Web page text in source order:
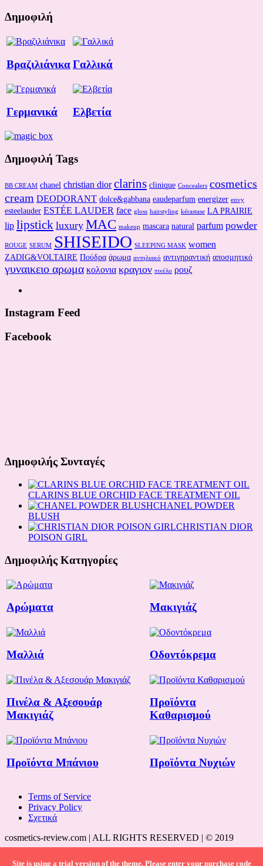
Δημοφιλή
ΒραζιλιάνικαΓαλλικά
Γερμανικά Ελβετία
Δημοφιλή Tags
BB CREAM chanel christian dior clarins clinique Concealers cosmetics
cream DEODORANT dolce&gabbana eaudeparfum energizer envy
esteelauder ESTÉE LAUDER face gloss hairstyling kérastase LA PRAIRIE
lip lipstick luxury MAC makeup mascara natural parfum powder
ROUGE SERUM SHISEIDO SLEEPING MASK women
ZADIG&VOLTAIRE Πούδρα άρωμα αντηλιακό αντιγηραντική αποσμητικό
γυναικειο αρωμα κολονια κραγιον πινέλο ρουζ
Instagram Feed
Facebook
Δημοφιλής Συνταγές
CLARINS BLUE ORCHID FACE TREATMENT OIL
CHANEL POWDER
BLUSH
CHRISTIAN DIOR
POISON GIRL
Δημοφιλής Κατηγορίες
Αρώματα Μακιγιάζ
Μαλλιά Οδοντόκρεμα
Πινέλα & Αξεσουάρ
Μακιγιάζ
Προϊόντα
Καθαρισμού
Προϊόντα Μπάνιου Προϊόντα Νυχιών
Terms of Service
Privacy Policy
Σχετικά
cosmetics-review.com | ALL RIGHTS RESERVED | © 2019
Site is using a trial version of the theme. Please enter your purchase code